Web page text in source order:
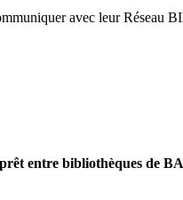
avec leur Réseau
entre bibliothèques de